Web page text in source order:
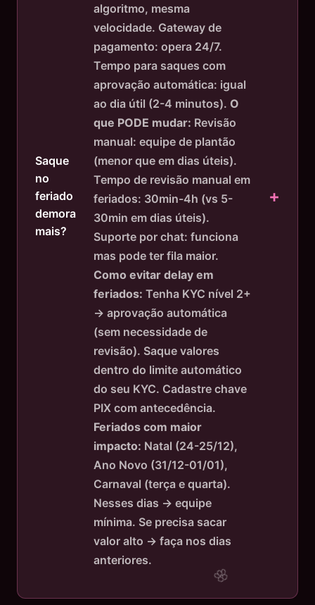
Saque
no
feriado
demora
mais?
algoritmo, mesma
velocidade. Gateway de
pagamento: opera 24/7.
Tempo para saques com
aprovação automática: igual
ao dia útil (2-4 minutos). O
que PODE mudar: Revisão
manual: equipe de plantão
(menor que em dias úteis).
Tempo de revisão manual em
feriados: 30min-4h (vs 5-
30min em dias úteis).
Suporte por chat: funciona
mas pode ter fila maior.
Como evitar delay em
feriados: Tenha KYC nível 2+
→ aprovação automática
(sem necessidade de
revisão). Saque valores
dentro do limite automático
do seu KYC. Cadastre chave
PIX com antecedência.
Feriados com maior
impacto: Natal (24-25/12),
Ano Novo (31/12-01/01),
Carnaval (terça e quarta).
Nesses dias → equipe
mínima. Se precisa sacar
valor alto → faça nos dias
anteriores.